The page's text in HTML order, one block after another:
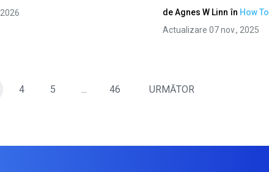
deAgnes W Linn în How To
Actualizare 07 nov., 2025
4 5 ... 46 URMĂTOR